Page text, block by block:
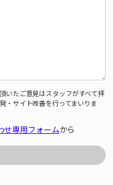
いたご意見はスタッフがすべて拝
・サイト改善を行ってまいりま
せ専用フォームから